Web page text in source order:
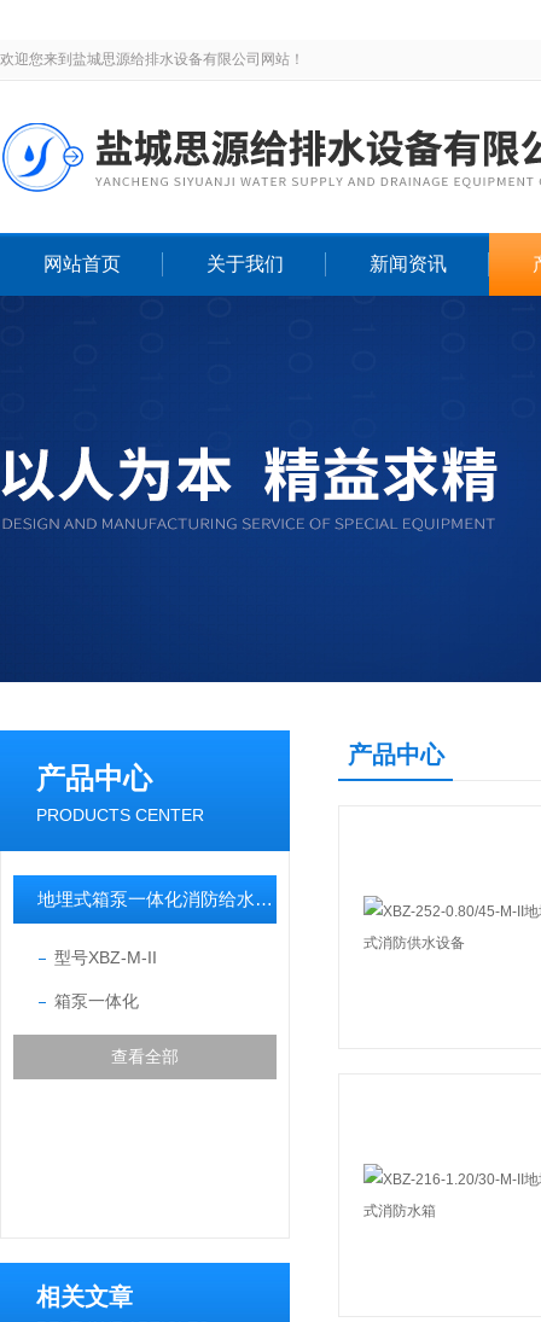
欢迎您来到盐城思源给排水设备有限公司网站！
网站首页 关于我们 新闻资讯
产品中心
PRODUCTS CENTER
地埋式箱泵一体化消防给水设备
型号XBZ-M-II
箱泵一体化
查看全部
相关文章
产品中心